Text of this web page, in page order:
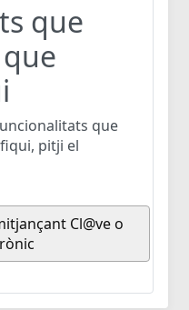
que
que
pitji el
Cl@ve o